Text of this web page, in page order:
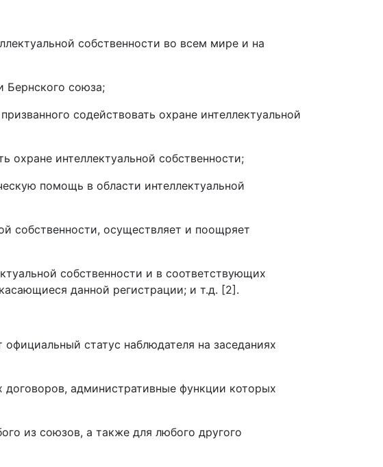
собственности во всем мире и на
Бернского союза;
содействовать охране интеллектуальной
охране интеллектуальной собственности;
помощь в области интеллектуальной
собственности, осуществляет и поощряет
собственности и в соответствующих
данной регистрации; и т.д. [2].
статус наблюдателя на заседаниях
договоров, административные функции которых
из союзов, а также для любого другого